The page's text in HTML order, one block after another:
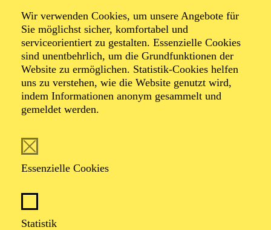
Wir verwenden Cookies, um unsere Angebote für
Sie möglichst sicher, komfortabel und
serviceorientiert zu gestalten. Essenzielle Cookies
sind unentbehrlich, um die Grundfunktionen der
Website zu ermöglichen. Statistik-Cookies helfen
uns zu verstehen, wie die Website genutzt wird,
indem Informationen anonym gesammelt und
gemeldet werden.
Essenzielle Cookies
Statistik
Orchester · Orgel
Anna Lapwood
meets
Philharmonia
Orchestra
Werke von Camille Saint-Saëns, Hans Zimmer, Kristina